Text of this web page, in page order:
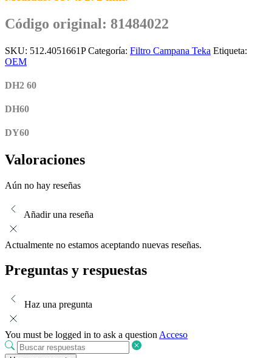
Código original: 81484022
SKU: 512.4051661P Categoría: Filtro Campana Teka Etiqueta:
OEM
DH2 60
DH60
DY60
Valoraciones
Aún no hay reseñas
Añadir una reseña
Actualmente no estamos aceptando nuevas reseñas.
Preguntas y respuestas
Haz una pregunta
You must be logged in to ask a question Acceso